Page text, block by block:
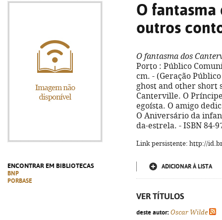
ENCONTRAR EM BIBLIOTECAS
BNP
PORBASE
O
outros
O fantasma dos
Porto : Público
cm. - (Geração
ghost and other short
Canterville. O
egoísta. O amigo
O Aniversário da
da-estrela. - ISBN 84-
Link persistente: http://
ADICIONAR À LISTA
VER TÍTULOS
deste autor: Oscar Wilde